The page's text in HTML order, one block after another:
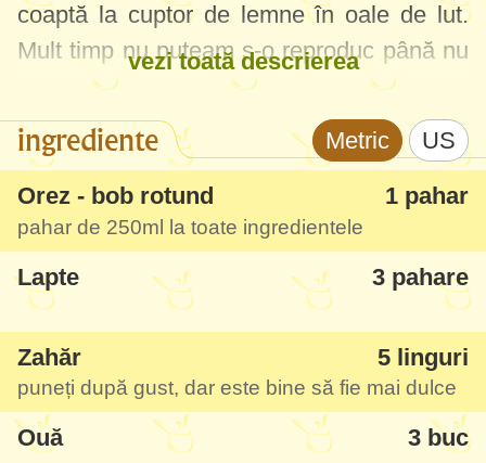
coaptă la cuptor de lemne în oale de lut.
Mult timp nu puteam s-o reproduc până nu
m-am mai consultat încă o dată vara
trecută cu mătușa mea de la țară.
Nu este un orez cu lapte simplu - mai mult
un fel de orez cu lapte și ouă, copt bine, cu
miros intens de unt și vanilie. Am reușit
chiar s-o fac și fără cuptor, pe aragaz - la
gust era cam 99% ca cea a bunicii. Vă
recomand s-o încercați, ca o variantă de
orez cu lapte ceva mai deosebită - cu gust
de budincă.
vezi toată descrierea
ingrediente Metric US
Orez - bob rotund 1 pahar
pahar de 250ml la toate ingredientele
Lapte 3 pahare
Zahăr 5 linguri
puneți după gust, dar este bine să fie mai dulce
Ouă 3 buc